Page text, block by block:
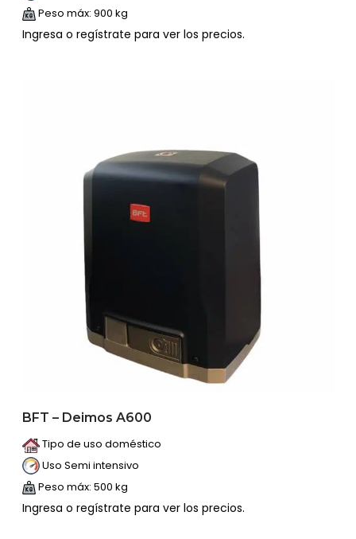
Peso máx: 900 kg
Ingresa o regístrate para ver los precios.
BFT – Deimos A600
Tipo de uso doméstico
Uso Semi intensivo
Peso máx: 500 kg
Ingresa o regístrate para ver los precios.